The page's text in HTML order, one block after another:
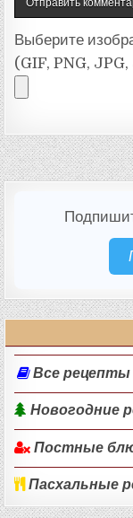
Выберите
(GIF, PNG, JPG,
Все рецепты
Новогодние
Постные
Пасхальные